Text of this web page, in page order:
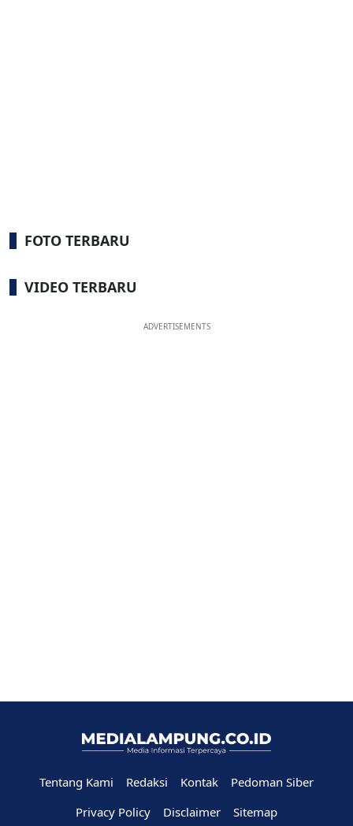
FOTO TERBARU
VIDEO TERBARU
ADVERTISEMENTS
Tentang Kami Redaksi Kontak
Pedoman Siber
Privacy Policy
Disclaimer Sitemap